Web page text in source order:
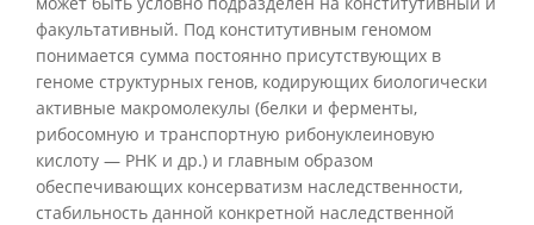
факультативный. Под конститутивным геномом
понимается сумма постоянно присутствующих в
геноме структурных генов, кодирующих биологически
активные макромолекулы (белки и ферменты,
рибосомную и транспортную рибонуклеиновую
кислоту — РНК и др.) и главным образом
обеспечивающих консерватизм наследственности,
стабильность данной конкретной наследственной